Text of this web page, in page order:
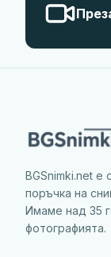
BGSnimki.net е
поръчка на
Имаме над 35
фотографията.